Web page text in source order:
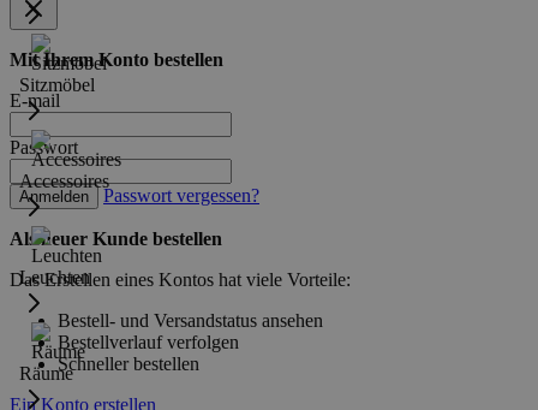
Sitzmöbel
Accessoires
Leuchten
Räume
Mit Ihrem Konto bestellen
E-mail
Passwort
Anmelden Passwort vergessen?
Als neuer Kunde bestellen
Das Erstellen eines Kontos hat viele Vorteile:
Bestell- und Versandstatus ansehen
Bestellverlauf verfolgen
Schneller bestellen
Ein Konto erstellen